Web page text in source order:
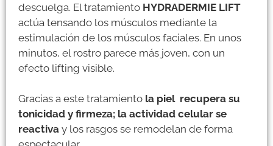
descuelga. El tratamiento HYDRADERMIE LIFT
actúa tensando los músculos mediante la
estimulación de los músculos faciales. En unos
minutos, el rostro parece más joven, con un
efecto lifting visible.
Gracias a este tratamiento la piel recupera su
tonicidad y firmeza; la actividad celular se
reactiva y los rasgos se remodelan de forma